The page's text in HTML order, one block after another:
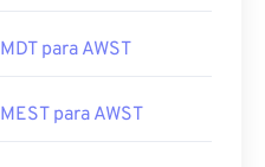
MDT para AWST
MEST para AWST